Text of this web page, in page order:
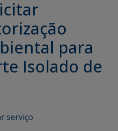
para
Isolado de
serviço